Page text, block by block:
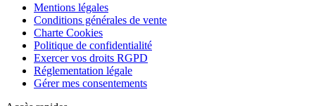
Mentions légales
Conditions générales de vente
Charte Cookies
Politique de confidentialité
Exercer vos droits RGPD
Réglementation légale
Gérer mes consentements